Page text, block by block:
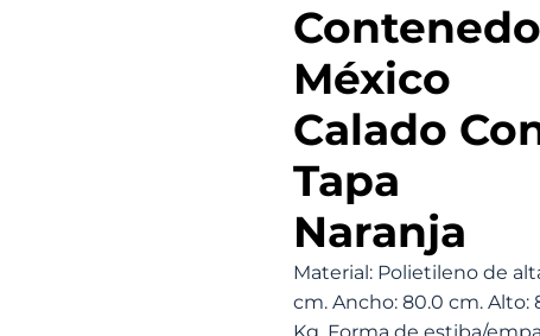
México
Calado
Tapa
Naranja
Material: Polietileno de
cm. Ancho: 80.0 cm. Alto: